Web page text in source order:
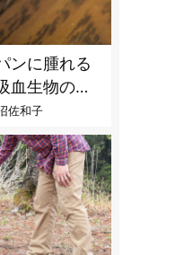
ンに腫れる
血生物の
ア
佐和子